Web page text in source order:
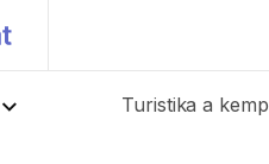
Turistika a